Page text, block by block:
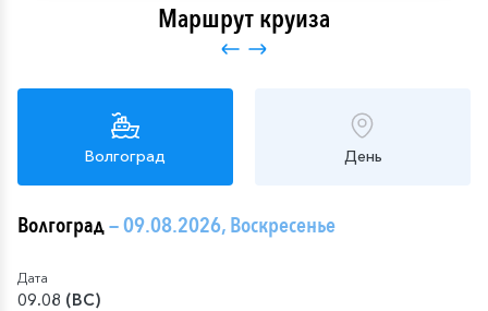
Маршрут круиза
Волгоград День
Волгоград— 09.08.2026, Воскресенье
Дата
09.08 (ВС)